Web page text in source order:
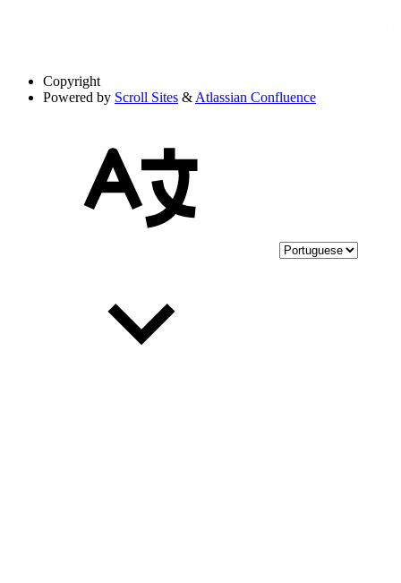
Copyright
Powered by Scroll Sites & Atlassian Confluence